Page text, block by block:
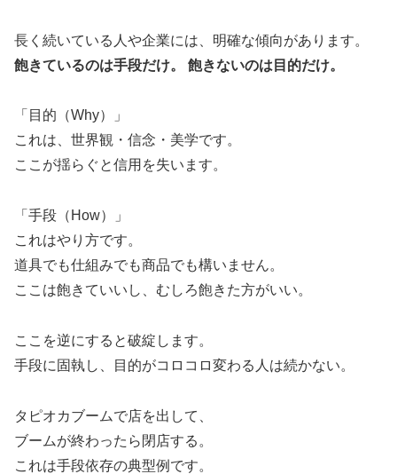
長く続いている人や企業には、明確な傾向があります。
飽きているのは手段だけ。 飽きないのは目的だけ。
「目的（Why）」
これは、世界観・信念・美学です。
ここが揺らぐと信用を失います。
「手段（How）」
これはやり方です。
道具でも仕組みでも商品でも構いません。
ここは飽きていいし、むしろ飽きた方がいい。
ここを逆にすると破綻します。
手段に固執し、目的がコロコロ変わる人は続かない。
タピオカブームで店を出して、
ブームが終わったら閉店する。
これは手段依存の典型例です。